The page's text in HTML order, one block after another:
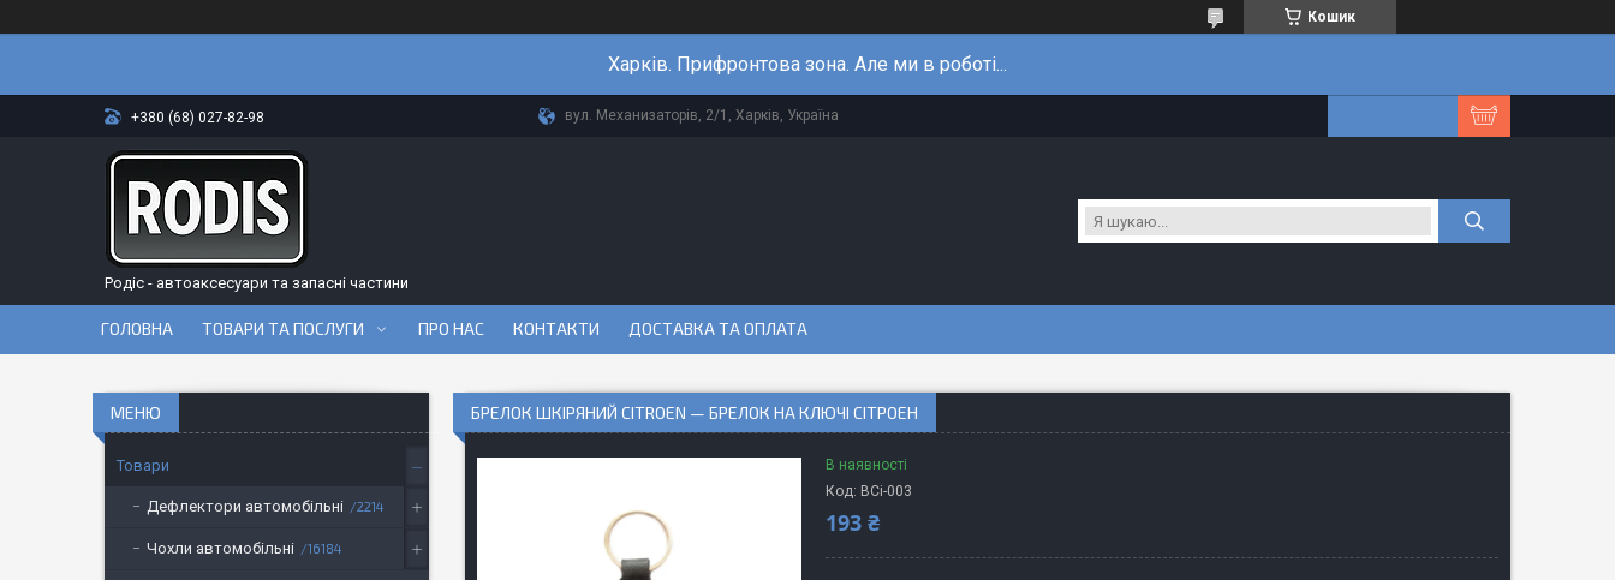
Кошик
Харків. Прифронтова зона. Але ми в роботі...
+380 (68) 027-82-98 вул. Механизаторів, 2/1, Харків, Україна
Родіс - автоаксесуари та запасні частини
ГОЛОВНА ТОВАРИ ТА ПОСЛУГИ ПРО НАС КОНТАКТИ ДОСТАВКА ТА ОПЛАТА
БРЕЛОК ШКІРЯНИЙ CITROEN — БРЕЛОК НА КЛЮЧІ СІТРОЕН
В наявності
Код: BCi-003
193 ₴
Товари
Дефлектори автомобільні 2214
Чохли автомобільні 16184